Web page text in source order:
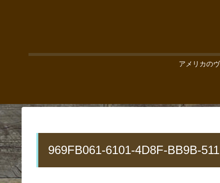
アメリカの
969FB061-6101-4D8F-BB9B-